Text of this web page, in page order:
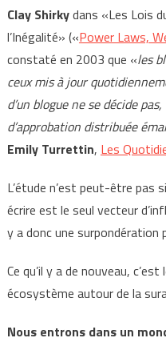
Clay Shirkydans «Les Lois
l’Inégalité» («Power Laws,
constaté en 2003 que «les
ceux mis à jour
d’un blogue ne se décide
d’approbation distribuée
Emily Turrettin, Les
L’étude n’est peut-être pas
écrire est le seul vecteur
y a donc une surpondération
Ce qu’il y a de nouveau,
écosystème autour de la
Nous entrons dans un